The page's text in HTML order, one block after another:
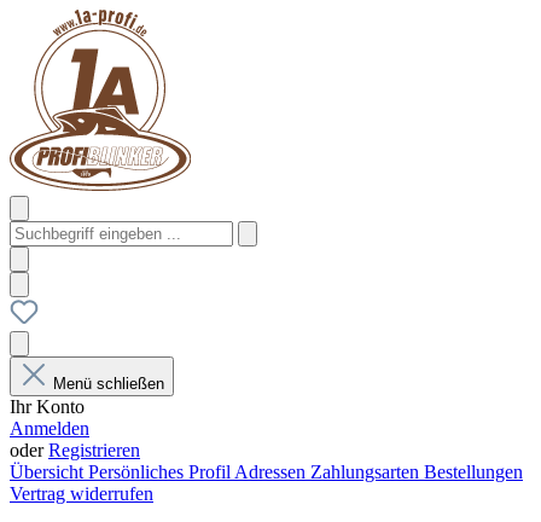
Menü schließen
Ihr Konto
Anmelden
oderRegistrieren
Übersicht Persönliches Profil Adressen Zahlungsarten Bestellungen
Vertrag widerrufen